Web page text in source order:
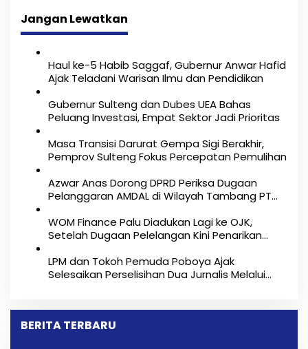
g
Jangan Lewatkan
Haul ke-5 Habib Saggaf, Gubernur Anwar Hafid
Ajak Teladani Warisan Ilmu dan Pendidikan
Gubernur Sulteng dan Dubes UEA Bahas
Peluang Investasi, Empat Sektor Jadi Prioritas
Masa Transisi Darurat Gempa Sigi Berakhir,
Pemprov Sulteng Fokus Percepatan Pemulihan
Azwar Anas Dorong DPRD Periksa Dugaan
Pelanggaran AMDAL di Wilayah Tambang PT
‎WOM Finance Palu Diadukan Lagi ke OJK,
Setelah Dugaan Pelelangan Kini Penarikan
LPM dan Tokoh Pemuda Poboya Ajak
Selesaikan Perselisihan Dua Jurnalis Melalui
BERITA TERBARU